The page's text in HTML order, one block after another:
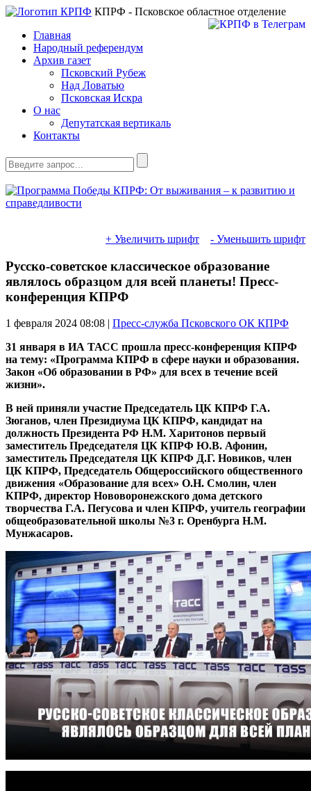
КПРФ - Псковское областное отделение
Главная
Народный референдум
Архив газет
Псковский Рубеж
Над Ловатью
Псковская Искра
О нас
Депутатская вертикаль
Контакты
+ Увеличить шрифт - Уменьшить шрифт
Русско-советское классическое образование
являлось образцом для всей планеты! Пресс-
конференция КПРФ
1 февраля 2024 08:08 | Пресс-служба Псковского ОК КПРФ
31 января в ИА ТАСС прошла пресс-конференция КПРФ
на тему: «Программа КПРФ в сфере науки и образования.
Закон «Об образовании в РФ» для всех в течение всей
жизни».
В ней приняли участие Председатель ЦК КПРФ Г.А.
Зюганов, член Президиума ЦК КПРФ, кандидат на
должность Президента РФ Н.М. Харитонов первый
заместитель Председателя ЦК КПРФ Ю.В. Афонин,
заместитель Председателя ЦК КПРФ Д.Г. Новиков, член
ЦК КПРФ, Председатель Общероссийского общественного
движения «Образование для всех» О.Н. Смолин, член
КПРФ, директор Нововоронежского дома детского
творчества Г.А. Пегусова и член КПРФ, учитель географии
общеобразовательной школы №3 г. Оренбурга Н.М.
Мунжасаров.